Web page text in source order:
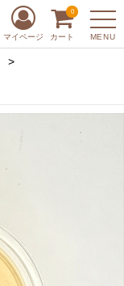
MENU
マイページ カート
0